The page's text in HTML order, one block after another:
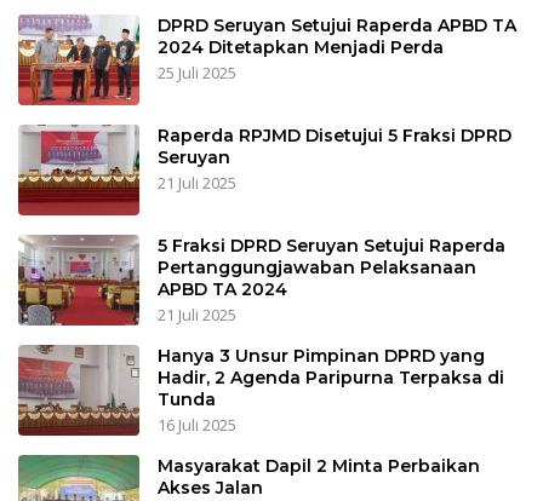
DPRD Seruyan Setujui Raperda APBD TA
2024 Ditetapkan Menjadi Perda
25 Juli 2025
Raperda RPJMD Disetujui 5 Fraksi DPRD
Seruyan
21 Juli 2025
5 Fraksi DPRD Seruyan Setujui Raperda
Pertanggungjawaban Pelaksanaan
APBD TA 2024
21 Juli 2025
Hanya 3 Unsur Pimpinan DPRD yang
Hadir, 2 Agenda Paripurna Terpaksa di
Tunda
16 Juli 2025
Masyarakat Dapil 2 Minta Perbaikan
Akses Jalan